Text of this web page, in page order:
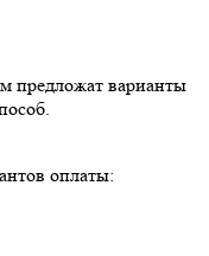
предложат варианты
оплаты: